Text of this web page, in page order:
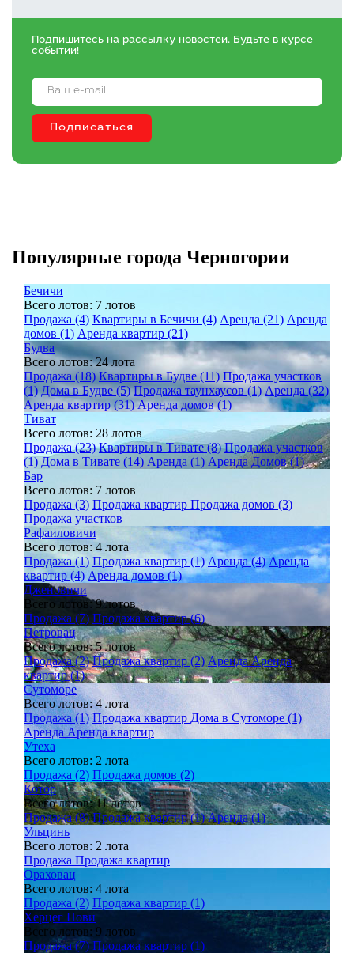
Подпишитесь на рассылку новостей. Будьте в курсе
событий!
Популярные города Черногории
Бечичи
Всего лотов: 7 лотов
Продажа (4) Квартиры в Бечичи (4) Аренда (21) Аренда
домов (1) Аренда квартир (21)
Будва
Всего лотов: 24 лота
Продажа (18) Квартиры в Будве (11) Продажа участков
(1) Дома в Будве (5) Продажа таунхаусов (1) Аренда (32)
Аренда квартир (31) Аренда домов (1)
Тиват
Всего лотов: 28 лотов
Продажа (23) Квартиры в Тивате (8) Продажа участков
(1) Дома в Тивате (14) Аренда (1) Аренда Домов (1)
Бар
Всего лотов: 7 лотов
Продажа (3) Продажа квартир Продажа домов (3)
Продажа участков
Рафаиловичи
Всего лотов: 4 лота
Продажа (1) Продажа квартир (1) Аренда (4) Аренда
квартир (4) Аренда домов (1)
Дженовичи
Всего лотов: 9 лотов
Продажа (7) Продажа квартир (6)
Петровац
Всего лотов: 5 лотов
Продажа (2) Продажа квартир (2) АрендаАренда
квартир (1)
Сутоморе
Всего лотов: 4 лота
Продажа (1) Продажа квартир Дома в Сутоморе (1)
АрендаАренда квартир
Утеха
Всего лотов: 2 лота
Продажа (2) Продажа домов (2)
Котор
Всего лотов: 11 лотов
Продажа (8) Продажа квартир (1) Аренда (1)
Ульцинь
Всего лотов: 2 лота
Продажа Продажа квартир
Ораховац
Всего лотов: 4 лота
Продажа (2) Продажа квартир (1)
Херцег Нови
Всего лотов: 9 лотов
Продажа (7) Продажа квартир (1)